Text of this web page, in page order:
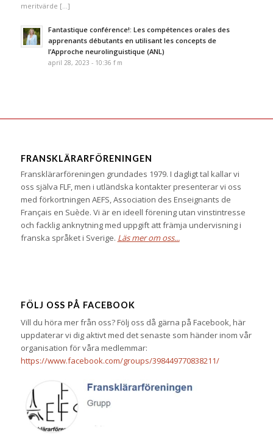
meritvärde […]
Fantastique conférence!: Les compétences orales des
apprenants débutants en utilisant les concepts de
l’Approche neurolinguistique (ANL)
april 28, 2023 - 10:36 f m
FRANSKLÄRARFÖRENINGEN
Fransklärarföreningen grundades 1979. I dagligt tal kallar vi
oss själva FLF, men i utländska kontakter presenterar vi oss
med förkortningen AEFS, Association des Enseignants de
Français en Suède. Vi är en ideell förening utan vinstintresse
och facklig anknytning med uppgift att främja undervisning i
franska språket i Sverige. Läs mer om oss...
FÖLJ OSS PÅ FACEBOOK
Vill du höra mer från oss? Följ oss då gärna på Facebook, här
uppdaterar vi dig aktivt med det senaste som händer inom vår
organisation för våra medlemmar:
https://www.facebook.com/groups/398449770838211/